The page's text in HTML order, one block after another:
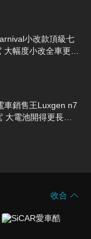
小改款頂級七
大幅度小改全車更高
車銷售王Luxgen n7
大電池開得更長久
版再升級！
收合